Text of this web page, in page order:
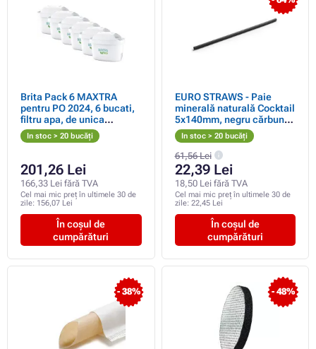
Brita Pack 6 MAXTRA
pentru PO 2024, 6 bucati,
filtru apa, de unica
folosinta
In stoc > 20 bucăți
201,26 Lei
166,33 Lei fără TVA
Cel mai mic preț în ultimele 30 de
zile: 156,07 Lei
În coșul de
cumpărături
EURO STRAWS - Paie
minerală naturală Cocktail
5x140mm, negru cărbune,
250 buc.
In stoc > 20 bucăți
61,56 Lei
22,39 Lei
18,50 Lei fără TVA
Cel mai mic preț în ultimele 30 de
zile: 22,45 Lei
În coșul de
cumpărături
- 38% - 48%